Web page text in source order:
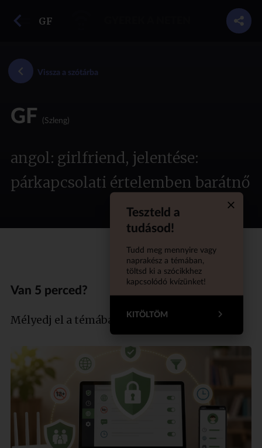
GF
Vissza a szótárba
GF (Szleng)
angol: girlfriend, jelentése:
párkapcsolati értelemben barátnő
Teszteld a
tudásod!
Tudd meg mennyire vagy
naprakész a témában,
töltsd ki a szócikkhez
kapcsolódó kvízünket!
KITÖLTÖM
Van 5 perced?
Mélyedj el a témában szakértőnkkel!